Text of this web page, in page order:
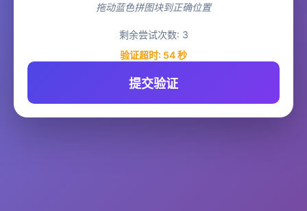
拖动蓝色拼图块到正确位置
剩余尝试次数: 3
验证超时: 54秒
提交验证